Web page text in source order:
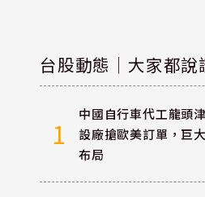
台股動態｜大家都說
1
中國自行車代工龍頭
設廠搶歐美訂單，巨
布局